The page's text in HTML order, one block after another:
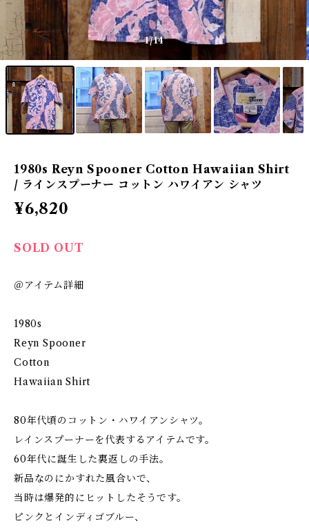
1/14
1980s Reyn Spooner Cotton Hawaiian Shirt
/ ラインスプーナー コットン ハワイアン シャツ
¥6,820
SOLD OUT
＠アイテム詳細
1980s
Reyn Spooner
Cotton
Hawaiian Shirt
80年代頃のコットン・ハワイアンシャツ。
レインスプーナーを代表するアイテムです。
60年代に誕生した裏返しの手法。
新品なのにかすれた風合いで、
当時は爆発的にヒットしたそうです。
ピンクとインディゴブルー、